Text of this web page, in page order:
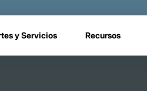
y Servicios Recursos